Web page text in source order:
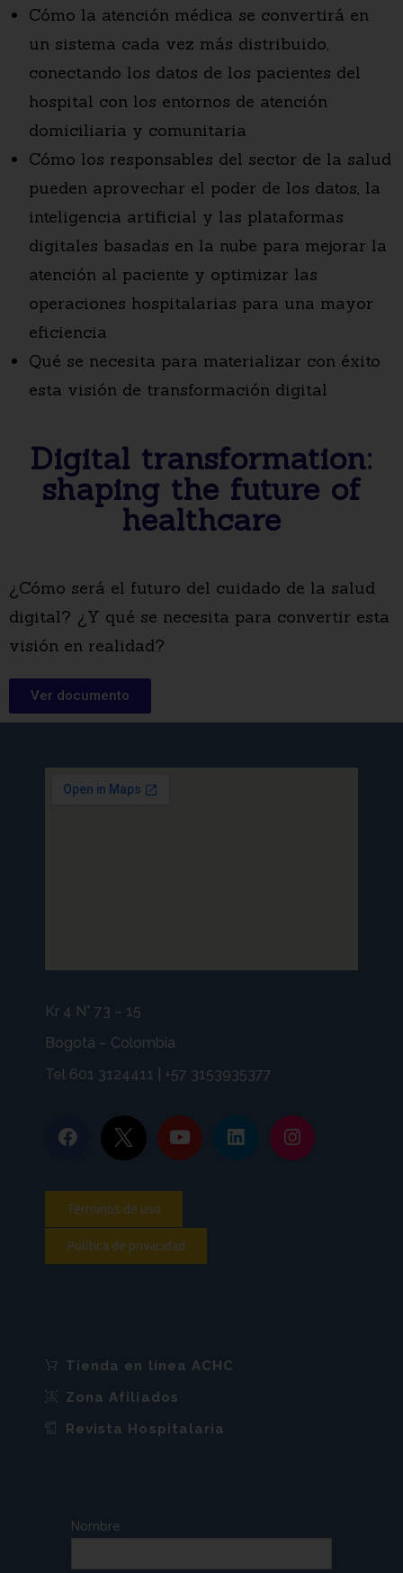
Cómo la atención médica se convertirá en
un sistema cada vez más distribuido,
conectando los datos de los pacientes del
hospital con los entornos de atención
domiciliaria y comunitaria
Cómo los responsables del sector de la salud
pueden aprovechar el poder de los datos, la
inteligencia artificial y las plataformas
digitales basadas en la nube para mejorar la
atención al paciente y optimizar las
operaciones hospitalarias para una mayor
eficiencia
Qué se necesita para materializar con éxito
esta visión de transformación digital
Digital transformation:
shaping the future of
healthcare
¿Cómo será el futuro del cuidado de la salud
digital? ¿Y qué se necesita para convertir esta
visión en realidad?
Ver documento
Kr 4 N° 73 – 15
Bogotá – Colombia
Tel 601 3124411 | +57 3153935377
Términos de uso
Política de privacidad
Tienda en línea ACHC
Zona Afiliados
Revista Hospitalaria
Nombre